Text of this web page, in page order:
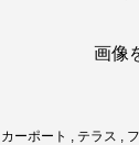
画像
カーポート , テラス ,